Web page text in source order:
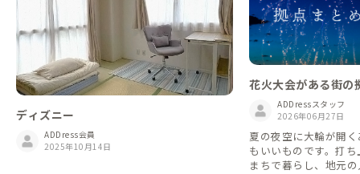
ディズニー
ADDress会員
2025年10月14日
花火大会がある街
ADDressスタッフ
2026年06月27日
夏の夜空に大輪が開
もいいものです。打
まちで暮らし、地元